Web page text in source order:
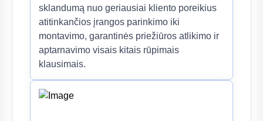
sklandumą nuo geriausiai kliento poreikius
atitinkančios įrangos parinkimo iki
montavimo, garantinės priežiūros atlikimo ir
aptarnavimo visais kitais rūpimais
klausimais.